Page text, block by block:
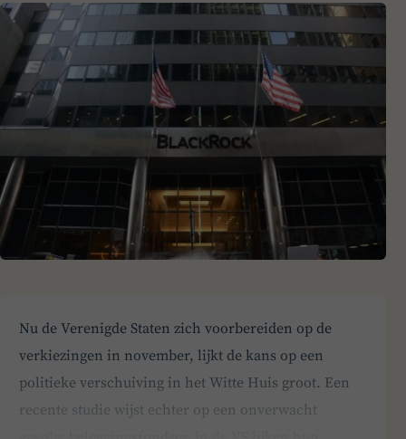
Nu de Verenigde Staten zich voorbereiden op de
verkiezingen in november, lijkt de kans op een
politieke verschuiving in het Witte Huis groot. Een
recente studie wijst echter op een onverwacht